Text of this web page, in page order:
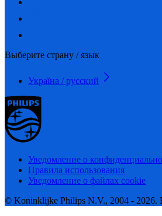
Выберите страну / язык
Україна / русский
Уведомление о
Правила использования
Уведомление о файлах cookie
© Koninklijke Philips N.V., 2004 - 2026.